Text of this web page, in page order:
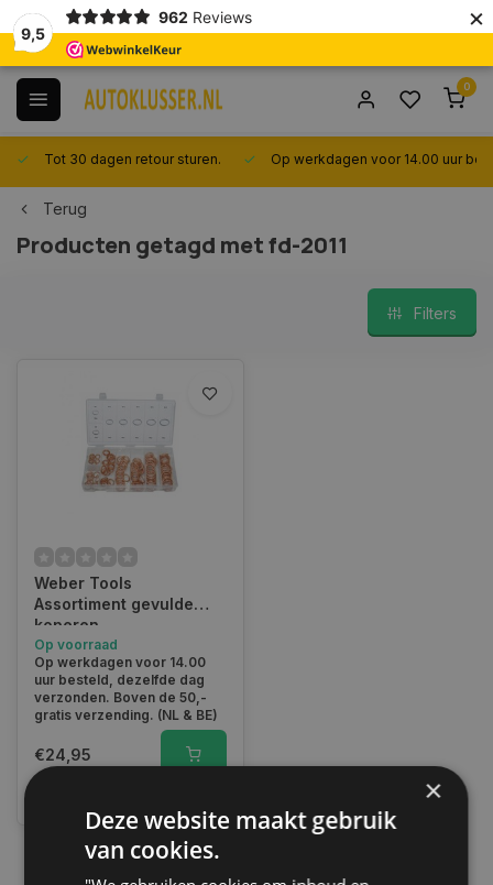
9,5
962 Reviews ×
0
Tot 30 dagen retour sturen. Op werkdagen voor 14.00 uur
Terug
Producten getagd met fd-2011
Filters
Weber Tools
Assortiment gevulde
koperen
carterplugringen 150-
delig FD-2011
Op voorraad
Op werkdagen voor 14.00
uur besteld, dezelfde dag
verzonden. Boven de 50,-
gratis verzending. (NL & BE)
€24,95
×
Deze website maakt gebruik
van cookies.